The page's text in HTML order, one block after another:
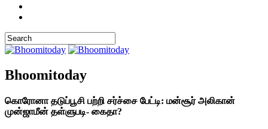
Bhoomitoday
கொரோனா தடுப்பூசி பற்றி சர்ச்சை பேட்டி: மன்சூர் அலிகான்
முன்ஜாமீன் தள்ளுபடி- கைதா?